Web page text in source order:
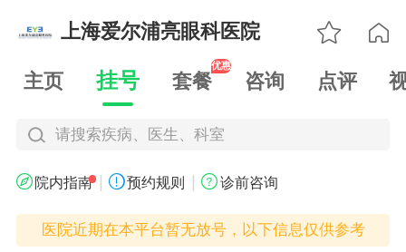
上海爱尔浦亮眼科医院  
主页 挂号 套餐
优惠
咨询 点评
请搜索疾病、医生、科室
 院内指南 预约规则 诊前咨询
医院近期在本平台暂无放号，以下信息仅供参考